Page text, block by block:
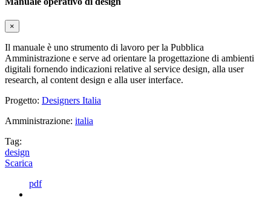
×
Il manuale è uno strumento di lavoro per la Pubblica
Amministrazione e serve ad orientare la progettazione di ambienti
digitali fornendo indicazioni relative al service design, alla user
research, al content design e alla user interface.
Progetto: Designers Italia
Amministrazione: italia
Tag:
design
Scarica
pdf